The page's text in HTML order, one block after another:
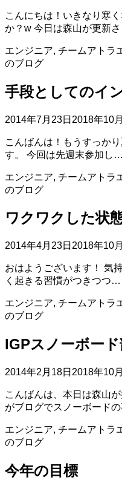
こんにちは！いきなり寒
か？w 今日は森山が更新
エンジニア, チームアトラ
のブログ
手段としてのイ
2014年7月23日 2018年10
こんばんは！もうすっか
す。 今回は先週末参加し…
エンジニア, チームアトラ
のブログ
ワクワクした状
2014年4月23日 2018年10
おはようございます！ 気
く起きる習慣がつきつつ…
エンジニア, チームアトラ
のブログ
IGPスノーボー
2014年2月18日 2018年10
こんばんは、本日は森山
がブログでスノーボード
エンジニア, チームアトラ
のブログ
今年の目標